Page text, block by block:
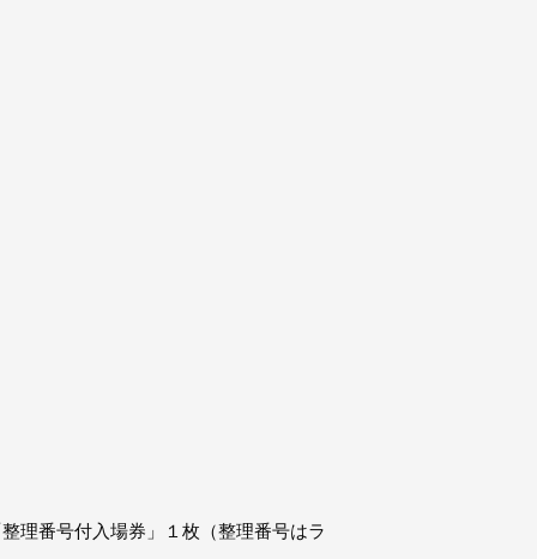
理番号付入場券」１枚（整理番号はラ